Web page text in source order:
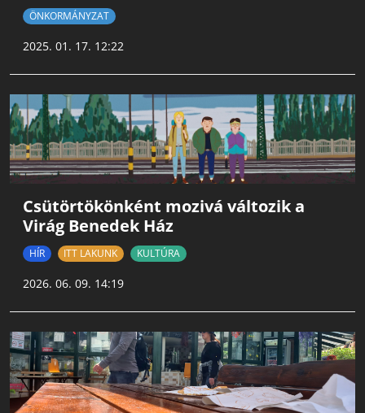
ÖNKORMÁNYZAT
2025. 01. 17. 12:22
Csütörtökönként mozivá változik a
Virág Benedek Ház
HÍR ITT LAKUNK KULTÚRA
2026. 06. 09. 14:19